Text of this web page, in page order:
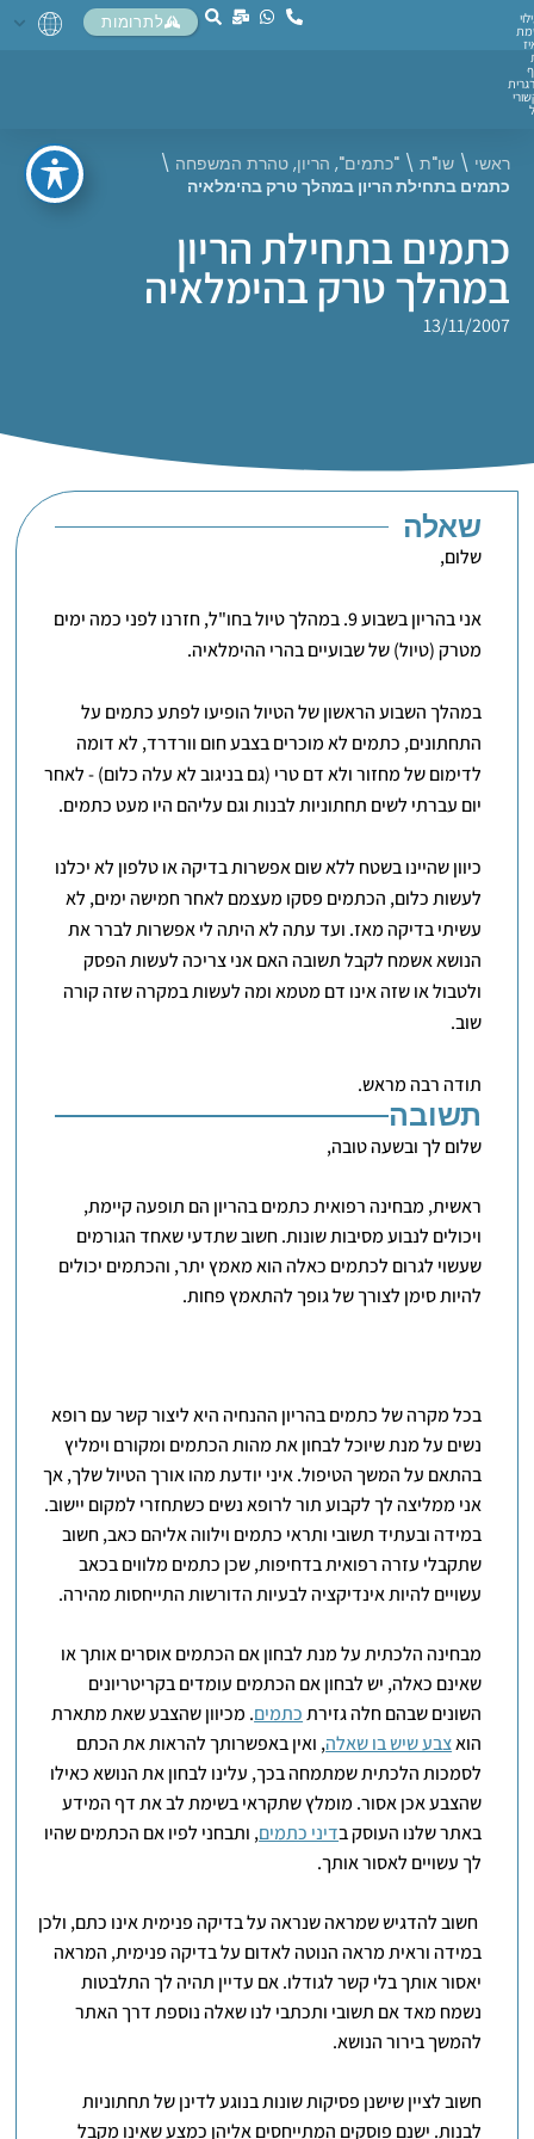
לתרומות
ראשי \ שו"ת \ "כתמים", הריון, טהרת המשפחה \
כתמים בתחילת הריון במהלך טרק בהימלאיה
כתמים בתחילת הריון
במהלך טרק בהימלאיה
13/11/2007
שאלה
שלום,
אני בהריון בשבוע 9. במהלך טיול בחו"ל, חזרנו לפני כמה ימים
מטרק (טיול) של שבועיים בהרי ההימלאיה.
במהלך השבוע הראשון של הטיול הופיעו לפתע כתמים על
התחתונים, כתמים לא מוכרים בצבע חום וורדרד, לא דומה
לדימום של מחזור ולא דם טרי (גם בניגוב לא עלה כלום) - לאחר
יום עברתי לשים תחתוניות לבנות וגם עליהם היו מעט כתמים.
כיוון שהיינו בשטח ללא שום אפשרות בדיקה או טלפון לא יכלנו
לעשות כלום, הכתמים פסקו מעצמם לאחר חמישה ימים, לא
עשיתי בדיקה מאז. ועד עתה לא היתה לי אפשרות לברר את
הנושא אשמח לקבל תשובה האם אני צריכה לעשות הפסק
ולטבול או שזה אינו דם מטמא ומה לעשות במקרה שזה קורה
שוב.
תודה רבה מראש.
תשובה
שלום לך ובשעה טובה,
ראשית, מבחינה רפואית כתמים בהריון הם תופעה קיימת,
ויכולים לנבוע מסיבות שונות. חשוב שתדעי שאחד הגורמים
שעשוי לגרום לכתמים כאלה הוא מאמץ יתר, והכתמים יכולים
להיות סימן לצורך של גופך להתאמץ פחות.
בכל מקרה של כתמים בהריון ההנחיה היא ליצור קשר עם רופא
נשים על מנת שיוכל לבחון את מהות הכתמים ומקורם וימליץ
בהתאם על המשך הטיפול. איני יודעת מהו אורך הטיול שלך, אך
אני ממליצה לך לקבוע תור לרופא נשים כשתחזרי למקום יישוב.
במידה ובעתיד תשובי ותראי כתמים וילווה אליהם כאב, חשוב
שתקבלי עזרה רפואית בדחיפות, שכן כתמים מלווים בכאב
עשויים להיות אינדיקציה לבעיות הדורשות התייחסות מהירה.
מבחינה הלכתית על מנת לבחון אם הכתמים אוסרים אותך או
שאינם כאלה, יש לבחון אם הכתמים עומדים בקריטריונים
השונים שבהם חלה גזירתכתמים. מכיוון שהצבע שאת מתארת
הואצבע שיש בו שאלה, ואין באפשרותך להראות את הכתם
לסמכות הלכתית שמתמחה בכך, עלינו לבחון את הנושא כאילו
שהצבע אכן אסור. מומלץ שתקראי בשימת לב את דף המידע
באתר שלנו העוסק בדיני כתמים, ותבחני לפיו אם הכתמים שהיו
לך עשויים לאסור אותך.
חשוב להדגיש שמראה שנראה על בדיקה פנימית אינו כתם, ולכן
במידה וראית מראה הנוטה לאדום על בדיקה פנימית, המראה
יאסור אותך בלי קשר לגודלו. אם עדיין תהיה לך התלבטות
נשמח מאד אם תשובי ותכתבי לנו שאלה נוספת דרך האתר
להמשך בירור הנושא.
חשוב לציין שישנן פסיקות שונות בנוגע לדינן של תחתוניות
לבנות. ישנם פוסקים המתייחסים אליהן כמצע שאינו מקבל